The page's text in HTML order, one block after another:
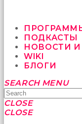
ПОДКАСТЫ
НОВОСТИ
WIKI
БЛОГИ
Yatağa
bile
geçmeye
fırsat
SEARCH MENU
CLOSE
CLOSE